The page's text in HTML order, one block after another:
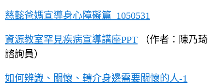
慈懿爸媽宣導身心障礙篇_1050531
資源教室罕見疾病宣導講座PPT （作者：陳乃琦
諮詢員）
如何辨識、關懷、轉介身邊需要關懷的人-1